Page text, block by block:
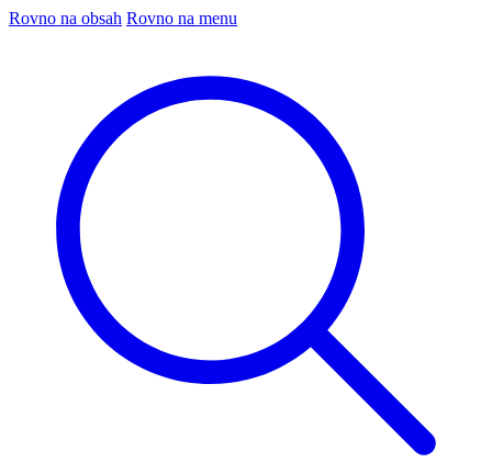
Rovno na obsah Rovno na menu